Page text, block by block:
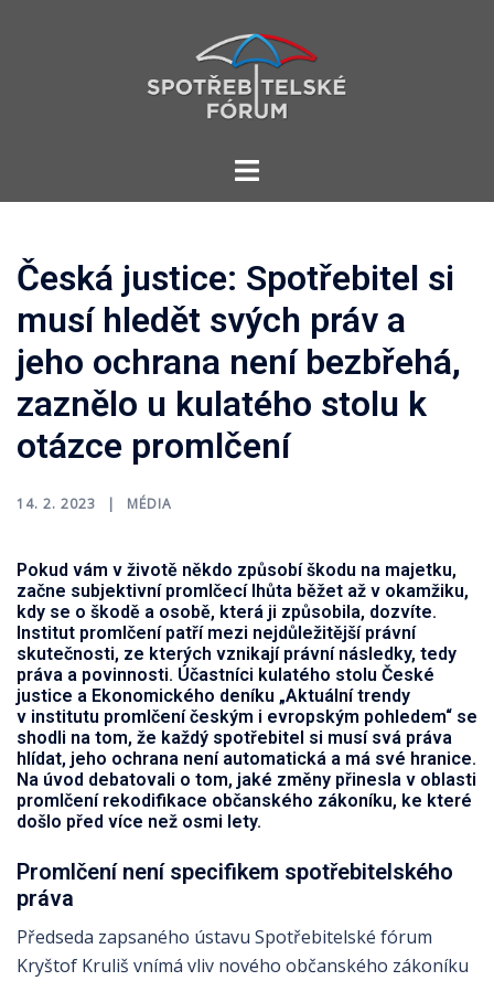
Toggle
Česká justice: Spotřebitel si
musí hledět svých práv a
jeho ochrana není bezbřehá,
zaznělo u kulatého stolu k
otázce promlčení
14. 2. 2023 MÉDIA
Pokud vám v životě někdo způsobí škodu na majetku,
začne subjektivní promlčecí lhůta běžet až v okamžiku,
kdy se o škodě a osobě, která ji způsobila, dozvíte.
Institut promlčení patří mezi nejdůležitější právní
skutečnosti, ze kterých vznikají právní následky, tedy
práva a povinnosti. Účastníci kulatého stolu České
justice a Ekonomického deníku „Aktuální trendy
v institutu promlčení českým i evropským pohledem“ se
shodli na tom, že každý spotřebitel si musí svá práva
hlídat, jeho ochrana není automatická a má své hranice.
Na úvod debatovali o tom, jaké změny přinesla v oblasti
promlčení rekodifikace občanského zákoníku, ke které
došlo před více než osmi lety.
Promlčení není specifikem spotřebitelského
práva
Předseda zapsaného ústavu Spotřebitelské fórum
Kryštof Kruliš vnímá vliv nového občanského zákoníku